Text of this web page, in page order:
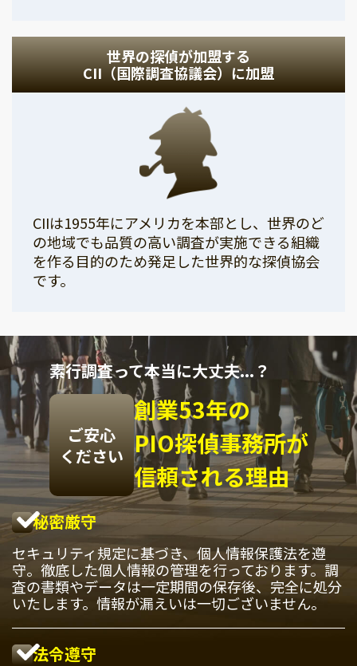
世界の探偵が加盟する
CII（国際調査協議会）に加盟
CIIは1955年にアメリカを本部とし、世界のど
の地域でも品質の高い調査が実施できる組織
を作る目的のため発足した世界的な探偵協会
です。
素行調査って本当に大丈夫...？
ご安心
ください
創業53年の
PIO探偵事務所が
信頼される理由
秘密厳守
セキュリティ規定に基づき、個人情報保護法を遵
守。徹底した個人情報の管理を行っております。調
査の書類やデータは一定期間の保存後、完全に処分
いたします。情報が漏えいは一切ございません。
法令遵守